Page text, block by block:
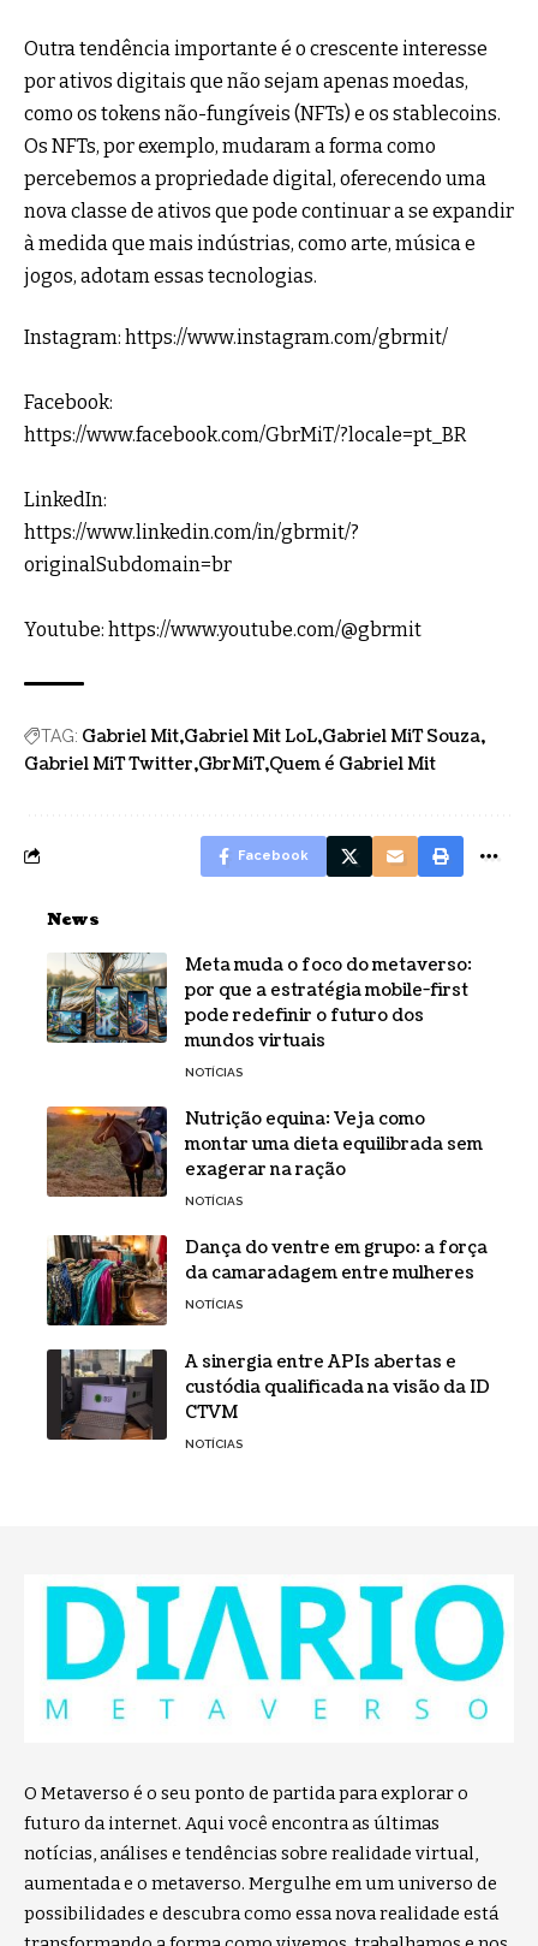
Outra tendência importante é o crescente interesse
por ativos digitais que não sejam apenas moedas,
como os tokens não-fungíveis (NFTs) e os stablecoins.
Os NFTs, por exemplo, mudaram a forma como
percebemos a propriedade digital, oferecendo uma
nova classe de ativos que pode continuar a se expandir
à medida que mais indústrias, como arte, música e
jogos, adotam essas tecnologias.
Instagram: https://www.instagram.com/gbrmit/
Facebook:
https://www.facebook.com/GbrMiT/?locale=pt_BR
LinkedIn:
https://www.linkedin.com/in/gbrmit/?
originalSubdomain=br
Youtube: https://www.youtube.com/@gbrmit
TAG: Gabriel Mit Gabriel Mit LoL Gabriel MiT Souza
Gabriel MiT Twitter GbrMiT Quem é Gabriel Mit
Facebook
News
Meta muda o foco do metaverso:
por que a estratégia mobile-first
pode redefinir o futuro dos
mundos virtuais
NOTÍCIAS
Nutrição equina: Veja como
montar uma dieta equilibrada sem
exagerar na ração
NOTÍCIAS
Dança do ventre em grupo: a força
da camaradagem entre mulheres
NOTÍCIAS
A sinergia entre APIs abertas e
custódia qualificada na visão da ID
CTVM
NOTÍCIAS
O Metaverso é o seu ponto de partida para explorar o
futuro da internet. Aqui você encontra as últimas
notícias, análises e tendências sobre realidade virtual,
aumentada e o metaverso. Mergulhe em um universo de
possibilidades e descubra como essa nova realidade está